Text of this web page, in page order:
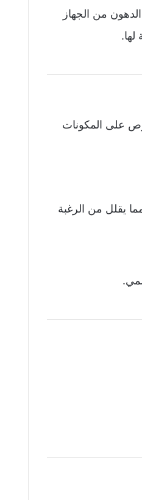
من الجهاز
لها.
على المكونات
يقلل من الرغبة